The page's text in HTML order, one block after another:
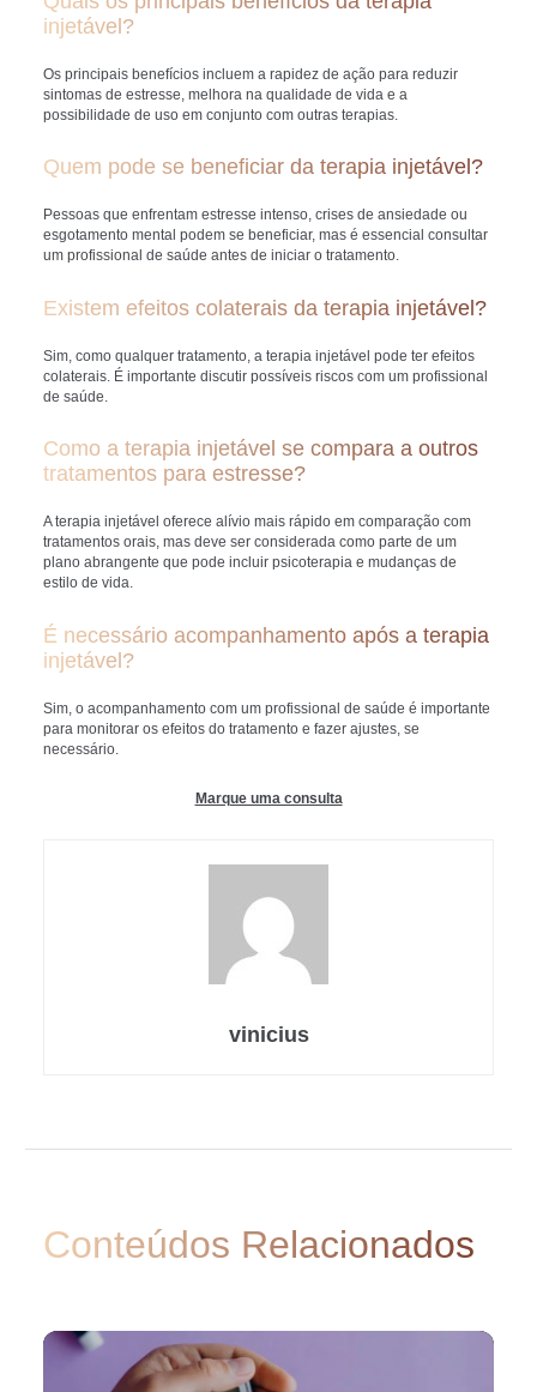
injetável?
Os principais benefícios incluem a rapidez de ação para reduzir
sintomas de estresse, melhora na qualidade de vida e a
possibilidade de uso em conjunto com outras terapias.
Quem pode se beneficiar da terapia injetável?
Pessoas que enfrentam estresse intenso, crises de ansiedade ou
esgotamento mental podem se beneficiar, mas é essencial consultar
um profissional de saúde antes de iniciar o tratamento.
Existem efeitos colaterais da terapia injetável?
Sim, como qualquer tratamento, a terapia injetável pode ter efeitos
colaterais. É importante discutir possíveis riscos com um profissional
de saúde.
Como a terapia injetável se compara a outros
tratamentos para estresse?
A terapia injetável oferece alívio mais rápido em comparação com
tratamentos orais, mas deve ser considerada como parte de um
plano abrangente que pode incluir psicoterapia e mudanças de
estilo de vida.
É necessário acompanhamento após a terapia
injetável?
Sim, o acompanhamento com um profissional de saúde é importante
para monitorar os efeitos do tratamento e fazer ajustes, se
necessário.
Marque uma consulta
vinicius
Conteúdos Relacionados